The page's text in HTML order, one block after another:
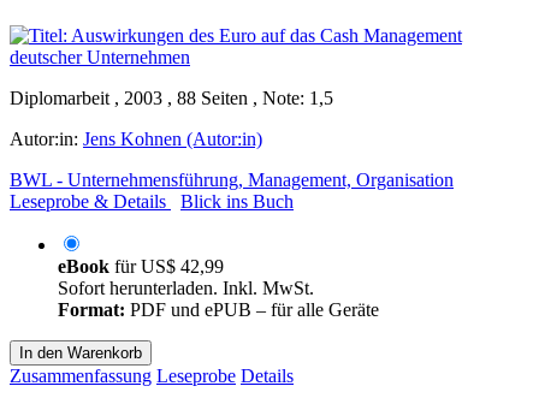
Diplomarbeit , 2003 , 88 Seiten , Note: 1,5
Autor:in: Jens Kohnen (Autor:in)
BWL - Unternehmensführung, Management, Organisation
Leseprobe & Details
Blick ins Buch
eBook fürUS$ 42,99
Sofort herunterladen. Inkl. MwSt.
Format: PDF und ePUB – für alle Geräte
In den Warenkorb
Zusammenfassung Leseprobe Details